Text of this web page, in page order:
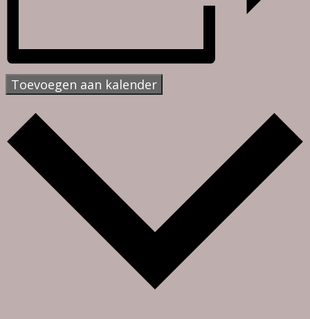
Toevoegen aan kalender